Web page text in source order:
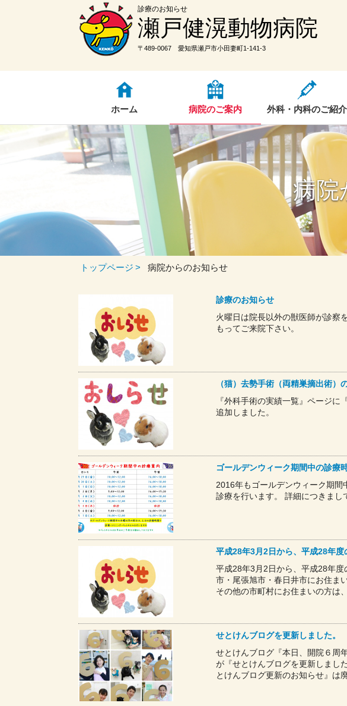
診療のお知らせ
瀬戸健滉動物病院
〒489-0067 愛知県瀬戸市小田妻町1-141-3
ホーム 病院のご案内 外科・内科のご紹介
病院
トップページ 病院からのお知らせ
診療のお知らせ
火曜日は院長以外の獣医師が診察
もってご来院下さい。
（猫）去勢手術（両精巣摘出術）
『外科手術の実績一覧』ページ
追加しました。
ゴールデンウィーク期間中の診療
2016年もゴールデンウィーク期
診療を行います。 詳細につきまし
平成28年3月2日から、平成28年度
平成28年3月2日から、平成28年
市・尾張旭市・春日井市にお住ま
その他の市町村にお住まいの方は
せとけんブログを更新しました。
せとけんブログ『本日、開院６周
が『せとけんブログを更新しまし
とけんブログ更新のお知らせ』は